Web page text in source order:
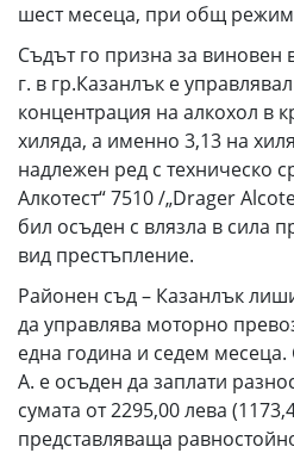
шест месеца, при общ
Съдът го призна за виновен
г. в гр.Казанлък е
концентрация на алкохол в
хиляда, а именно 3,13 на
надлежен ред с техническо
Алкотест“ 7510 /„Drager
бил осъден с влязла в сила
вид престъпление.
Районен съд – Казанлък
да управлява моторно
една година и седем
А. е осъден да заплати
сумата от 2295,00 лева
представляваща